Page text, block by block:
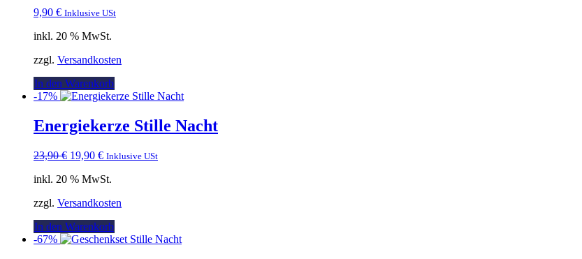
9,90 € Inklusive USt
inkl. 20 % MwSt.
zzgl. Versandkosten
In den Warenkorb
-17%
Energiekerze Stille Nacht
23,90€ Ursprünglicher
war:
19,90 €Aktueller
ist:
Inklusive USt
inkl. 20 % MwSt.
zzgl. Versandkosten
In den Warenkorb
-67%